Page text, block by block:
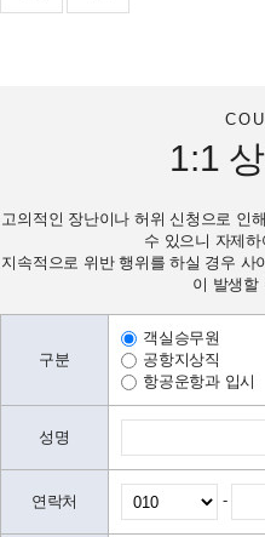
1:1
고의적인 장난이나 허위 신청으로 인
수 있으니 자제
지속적으로 위반 행위를 하실 경우 사
이 발생할
구분
객실승무원
공항지상직
항공운항과 입시
성명
연락처 -